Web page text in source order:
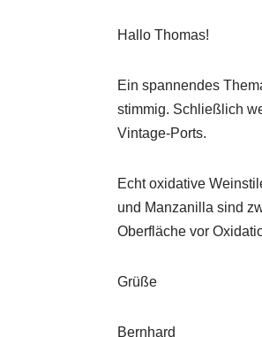
Hallo Thomas!
Ein spannendes
stimmig. Schließlich
Vintage-Ports.
Echt oxidative
und Manzanilla sind
Oberfläche vor
Grüße
Bernhard